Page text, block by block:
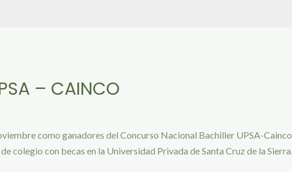
– CAINCO
como ganadores del Concurso Nacional Bachiller UPSA-
colegio con becas en la Universidad Privada de Santa Cruz de la Sierra.